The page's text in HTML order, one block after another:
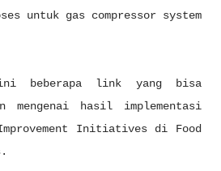
untuk gas compressor system
beberapa link yang bisa
mengenai hasil implementasi
Initiatives di Food